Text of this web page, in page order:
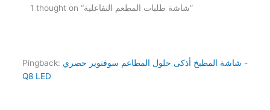
1 thought on “شاشة طلبات المطعم التفاعلية”
Pingback: شاشة المطبخ أذكى حلول المطاعم سوفتوير حصري -
Q8 LED